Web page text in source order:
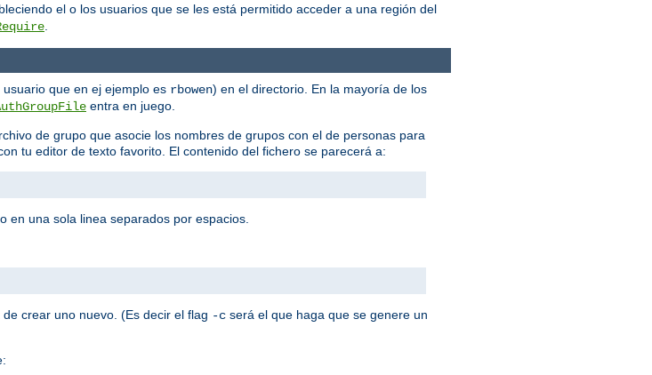
el o los usuarios que se les está permitido acceder a una región del
que en ej ejemplo es rbowen) en el directorio. En la mayoría de los
entra en juego.
de grupo que asocie los nombres de grupos con el de personas para
tu editor de texto favorito. El contenido del fichero se parecerá a:
en una sola linea separados por espacios.
crear uno nuevo. (Es decir el flag -c será el que haga que se genere un